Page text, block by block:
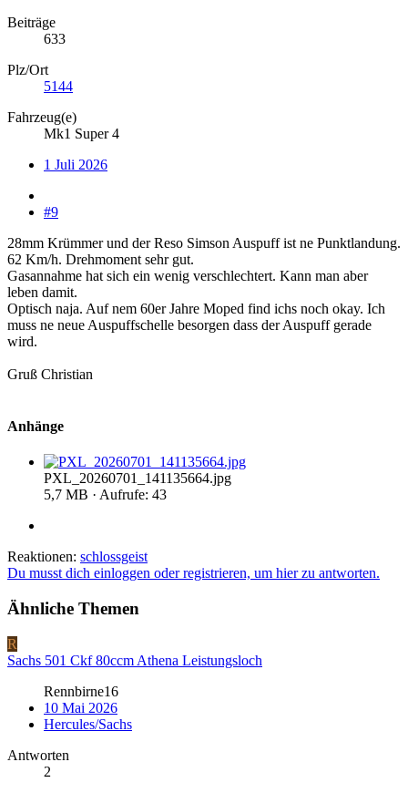
Beiträge
633
Plz/Ort
5144
Fahrzeug(e)
Mk1 Super 4
1 Juli 2026
#9
28mm Krümmer und der Reso Simson Auspuff ist ne Punktlandung.
62 Km/h. Drehmoment sehr gut.
Gasannahme hat sich ein wenig verschlechtert. Kann man aber
leben damit.
Optisch naja. Auf nem 60er Jahre Moped find ichs noch okay. Ich
muss ne neue Auspuffschelle besorgen dass der Auspuff gerade
wird.
Gruß Christian
Anhänge
PXL_20260701_141135664.jpg
5,7 MB · Aufrufe: 43
Reaktionen: schlossgeist
Du musst dich einloggen oder registrieren, um hier zu antworten.
Ähnliche Themen
R
Sachs 501 Ckf 80ccm Athena Leistungsloch
Rennbirne16
10 Mai 2026
Hercules/Sachs
Antworten
2